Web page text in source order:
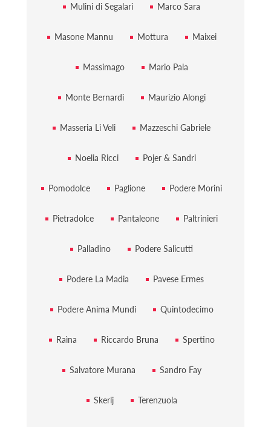
Mulini di Segalari Marco Sara
Masone Mannu Mottura Maixei
Massimago Mario Pala
Monte Bernardi Maurizio Alongi
Masseria Li Veli Mazzeschi Gabriele
Noelia Ricci Pojer & Sandri
Pomodolce Paglione Podere Morini
Pietradolce Pantaleone Paltrinieri
Palladino Podere Salicutti
Podere La Madia Pavese Ermes
Podere Anima Mundi Quintodecimo
Raìna Riccardo Bruna Spertino
Salvatore Murana Sandro Fay
Skerlj Terenzuola